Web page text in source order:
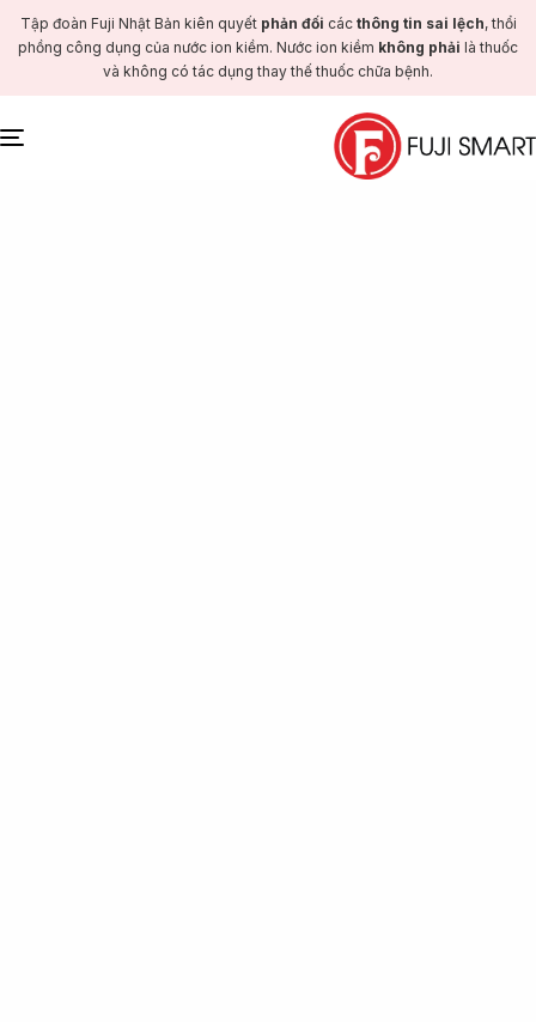
Tập đoàn Fuji Nhật Bản kiên quyết phản đối các thông tin sai lệch, thổi
phồng công dụng của nước ion kiềm. Nước ion kiềm không phải là thuốc
và không có tác dụng thay thế thuốc chữa bệnh.
Toggle